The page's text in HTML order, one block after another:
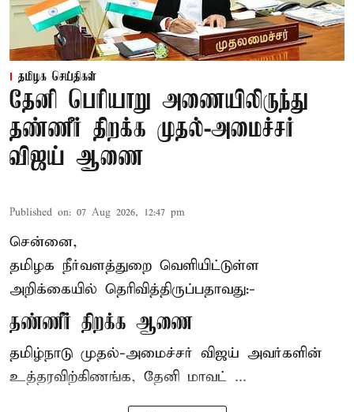
தமிழக செய்திகள்
தேனி பெரியாறு அணையிலிருந்து
தண்ணீர் திறக்க முதல்-அமைச்சர்
விஜய் ஆணை
Published on: 07 Aug 2026, 12:47 pm
சென்னை,
தமிழக நீர்வளத்துறை வெளியிட்டுள்ள
அறிக்கையில் தெரிவித்திருப்பதாவது:-
தண்ணீர் திறக்க ஆணை
தமிழ்நாடு முதல்-அமைச்சர் விஜய் அவர்களின்
உத்தரவிற்கிணங்க, தேனி மாவட் ...